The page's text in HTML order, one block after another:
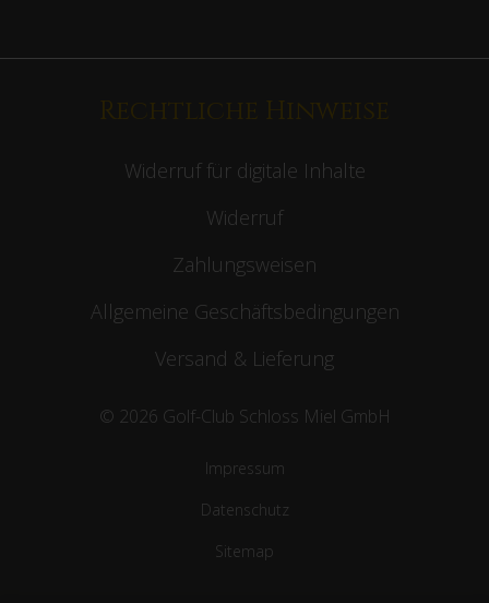
Rechtliche Hinweise
Widerruf für digitale Inhalte
Widerruf
Zahlungsweisen
Allgemeine Geschäftsbedingungen
Versand & Lieferung
© 2026 Golf-Club Schloss Miel GmbH
Impressum
Datenschutz
Sitemap